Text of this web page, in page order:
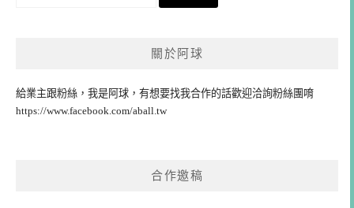
關於阿球
給業主跟粉絲，我是阿球，有想要找我合作的話歡迎洽詢粉絲團唷
https://www.facebook.com/aball.tw
合作邀稿